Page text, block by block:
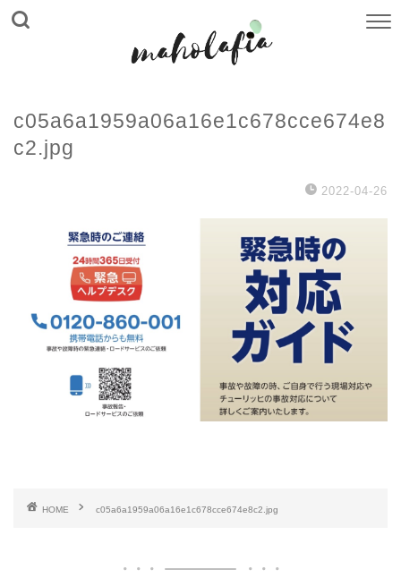
c05a6a1959a06a16e1c678cce674e8
c2.jpg
2022-04-26
HOME c05a6a1959a06a16e1c678cce674e8c2.jpg